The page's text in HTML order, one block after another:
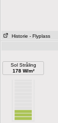
Historie - Flyplass
Sol Stråling
178 W/m²